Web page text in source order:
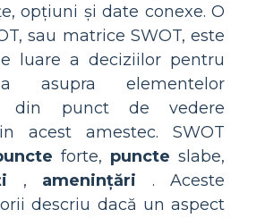
opțiuni și date conexe. O
sau matrice SWOT, este
luare a deciziilor pentru
asupra elementelor
din punct de vedere
acest amestec. SWOT
forte, puncte slabe,
, amenințări . Aceste
descriu dacă un aspect